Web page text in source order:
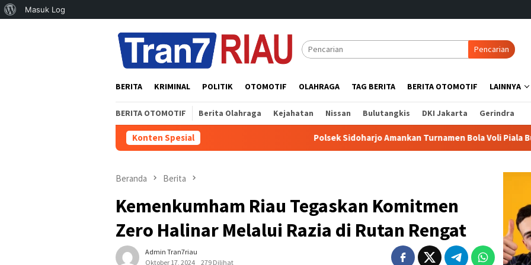
Tentang
Masuk Log
Pencarian
BERITA KRIMINAL POLITIK OTOMOTIF OLAHRAGA TAG BERITA BERITA OTOMOTIF LAINNYA
BERITA OTOMOTIF Berita Olahraga Kejahatan Nissan Bulutangkis DKI Jakarta Gerindra
Konten Spesial Polsek Sidoharjo Amankan Turnamen Bola Voli Piala Bupati 2026,
Beranda Berita
Kemenkumham Riau Tegaskan Komitmen
Zero Halinar Melalui Razia di Rutan Rengat
Admin Tran7riau
Oktober 17, 2024
279 Dilihat